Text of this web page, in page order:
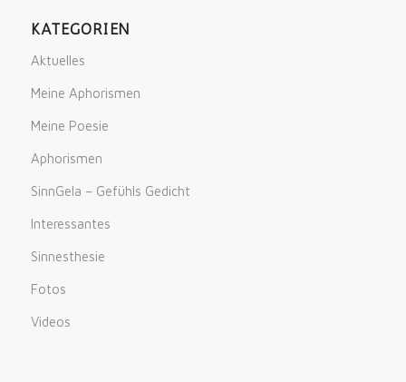
KATEGORIEN
Aktuelles
Meine Aphorismen
Meine Poesie
Aphorismen
SinnGela – Gefühls Gedicht
Interessantes
Sinnesthesie
Fotos
Videos